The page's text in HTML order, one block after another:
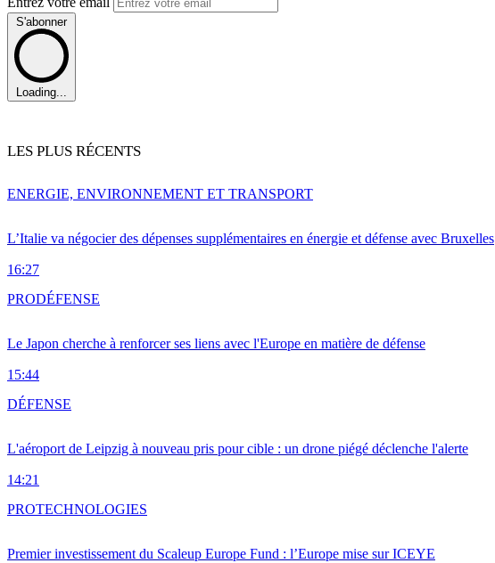
S'abonner
Loading...
LES PLUS RÉCENTS
L’Italie va négocier des dépenses supplémentaires en énergie et défense avec Bruxelles
16:27
ENERGIE, ENVIRONNEMENT ET TRANSPORT
Le Japon cherche à renforcer ses liens avec l'Europe en matière de défense
15:44
PRODÉFENSE
L'aéroport de Leipzig à nouveau pris pour cible : un drone piégé déclenche l'alerte
14:21
DÉFENSE
Premier investissement du Scaleup Europe Fund : l’Europe mise sur ICEYE
PROTECHNOLOGIES